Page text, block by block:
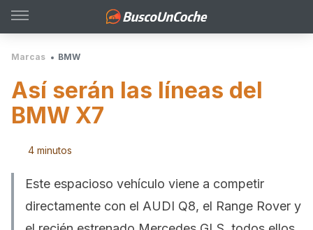
Marcas BMW
Así serán las líneas del
BMW X7
4 minutos
Este espacioso vehículo viene a competir
directamente con el AUDI Q8, el Range Rover y